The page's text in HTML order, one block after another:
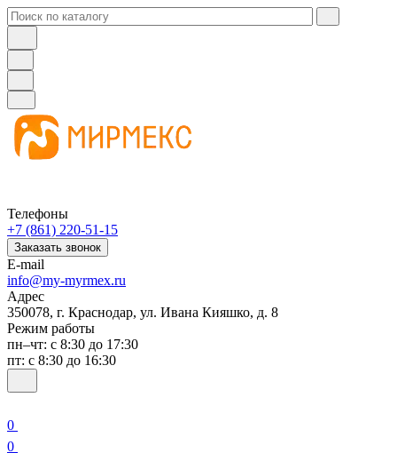
Телефоны
+7 (861) 220-51-15
Заказать звонок
E-mail
info@my-myrmex.ru
Адрес
350078, г. Краснодар, ул. Ивана Кияшко, д. 8
Режим работы
пн–чт: с 8:30 до 17:30
пт: с 8:30 до 16:30
0
0